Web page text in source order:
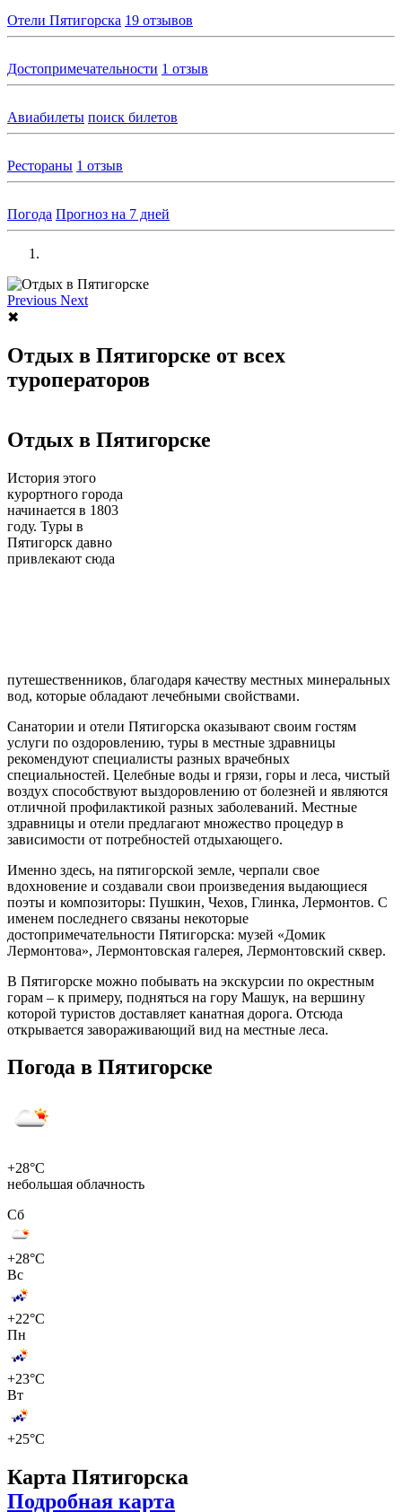
Отели Пятигорска 19 отзывов
Достопримечательности 1 отзыв
Авиабилеты поиск билетов
Рестораны 1 отзыв
Погода Прогноз на 7 дней
Previous Next
✖
Отдых в Пятигорске от всех
туроператоров
Отдых в Пятигорске
История этого
курортного города
начинается в 1803
году. Туры в
Пятигорск давно
привлекают сюда
путешественников, благодаря качеству местных минеральных
вод, которые обладают лечебными свойствами.
Санатории и отели Пятигорска оказывают своим гостям
услуги по оздоровлению, туры в местные здравницы
рекомендуют специалисты разных врачебных
специальностей. Целебные воды и грязи, горы и леса, чистый
воздух способствуют выздоровлению от болезней и являются
отличной профилактикой разных заболеваний. Местные
здравницы и отели предлагают множество процедур в
зависимости от потребностей отдыхающего.
Именно здесь, на пятигорской земле, черпали свое
вдохновение и создавали свои произведения выдающиеся
поэты и композиторы: Пушкин, Чехов, Глинка, Лермонтов. С
именем последнего связаны некоторые
достопримечательности Пятигорска: музей «Домик
Лермонтова», Лермонтовская галерея, Лермонтовский сквер.
В Пятигорске можно побывать на экскурсии по окрестным
горам – к примеру, подняться на гору Машук, на вершину
которой туристов доставляет канатная дорога. Отсюда
открывается завораживающий вид на местные леса.
Погода в Пятигорске
+28°C
небольшая облачность
Сб
+28°C
Вс
+22°C
Пн
+23°C
Вт
+25°C
Карта Пятигорска
Подробная карта